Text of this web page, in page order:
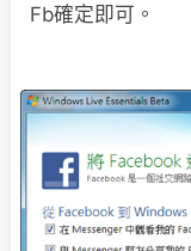
Fb確定即可。